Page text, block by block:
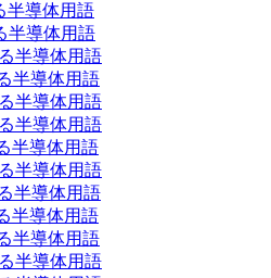
半導体用語
半導体用語
半導体用語
半導体用語
半導体用語
半導体用語
半導体用語
半導体用語
半導体用語
半導体用語
半導体用語
半導体用語